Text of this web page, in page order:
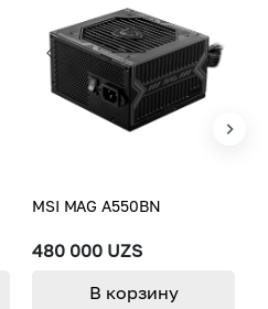
480 000 UZS
MSI MAG A550BN
В корзину